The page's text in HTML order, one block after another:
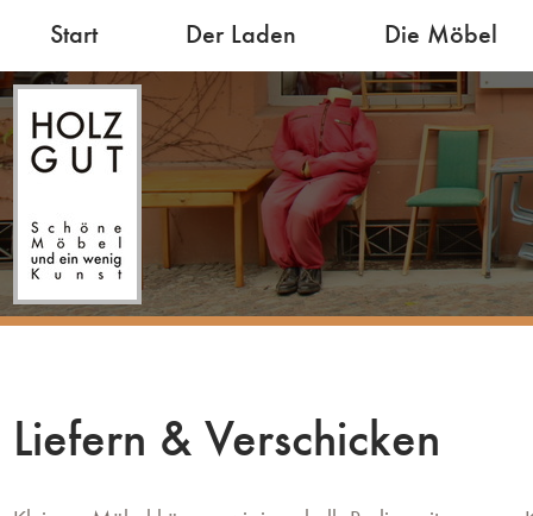
Start Der Laden Die Möbel
Liefern & Verschicken